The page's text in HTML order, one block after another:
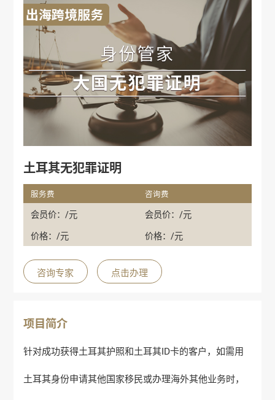
土耳其无犯罪证明
服务费 咨询费
会员价：/元 会员价：/元
价格：/元 价格：/元
咨询专家 点击办理
项目简介
针对成功获得土耳其护照和土耳其ID卡的客户，如需用
土耳其身份申请其他国家移民或办理海外其他业务时，